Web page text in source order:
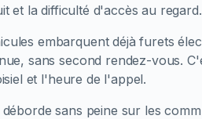
et la difficulté d'accès au regard.
embarquent déjà furets
sans second rendez-vous.
et l'heure de l'appel.
sans peine sur les